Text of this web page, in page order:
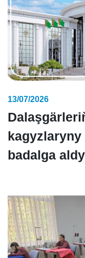
13/07/2026
badalga aldy